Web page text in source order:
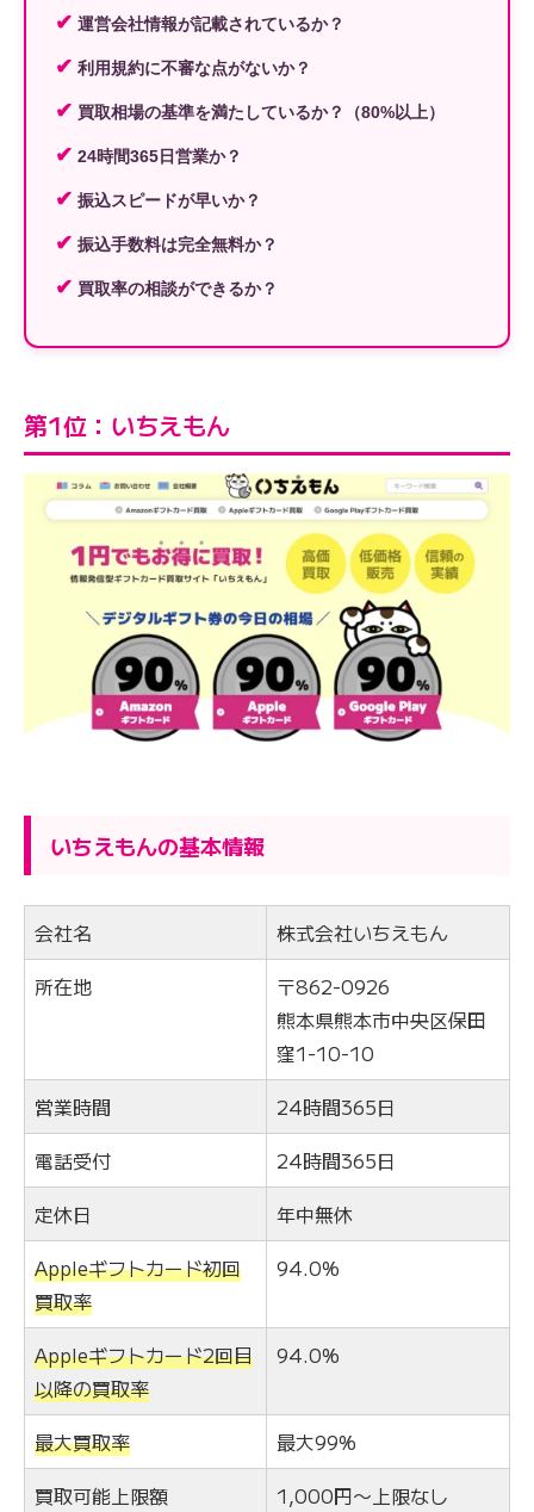
✔ 運営会社情報が記載されているか？
✔ 利用規約に不審な点がないか？
✔ 買取相場の基準を満たしているか？（80%以上）
✔ 24時間365日営業か？
✔ 振込スピードが早いか？
✔ 振込手数料は完全無料か？
✔ 買取率の相談ができるか？
第1位：いちえもん
いちえもんの基本情報
会社名
株式会社いちえもん
所在地
〒862-0926
熊本県熊本市中央区保田
窪1-10-10
営業時間
24時間365日
電話受付
24時間365日
定休日
年中無休
Appleギフトカード初回
買取率
94.0%
Appleギフトカード2回目
以降の買取率
94.0%
最大買取率
最大99%
買取可能上限額
1,000円〜上限なし